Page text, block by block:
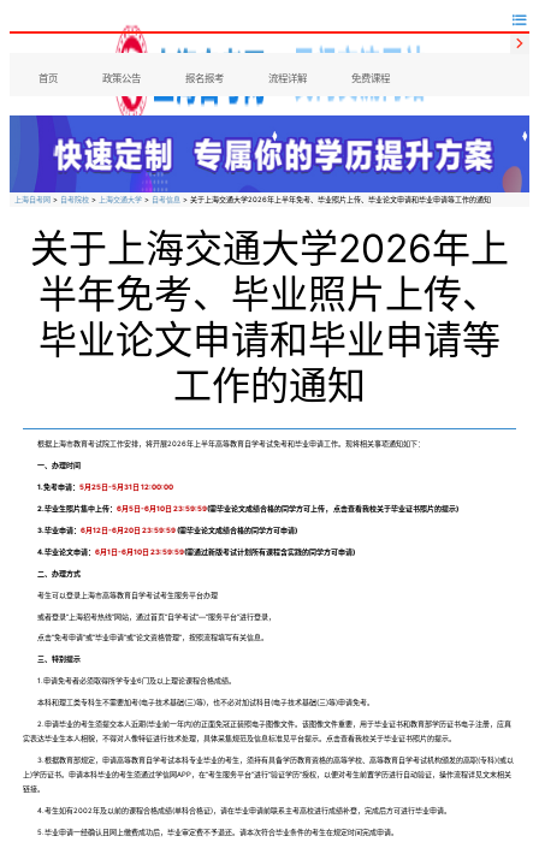

首页 政策公告 报名报考 流程详解 免费课程

上海自考网 > 自考院校 > 上海交通大学 > 自考信息 > 关于上海交通大学2026年上半年免考、毕业照片上传、毕业论文申请和毕业申请等工作的通知
关于上海交通大学2026年上
半年免考、毕业照片上传、
毕业论文申请和毕业申请等
工作的通知
根据上海市教育考试院工作安排，将开展2026年上半年高等教育自学考试免考和毕业申请工作。现将相关事项通知如下：
一、办理时间
1.免考申请： 5月25日-5月31日 12:00:00
2.毕业生照片集中上传： 6月5日-6月10日 23:59:59(需毕业论文成绩合格的同学方可上传， 点击查看我校关于毕业证书照片的提示)
3.毕业申请： 6月12日-6月20日 23:59:59(需毕业论文成绩合格的同学方可申请)
4.毕业论文申请： 6月1日-6月10日 23:59:59(需通过新版考试计划所有课程含实践的同学方可申请)
二、办理方式
考生可以登录上海市高等教育自学考试考生服务平台办理
或者登录“上海招考热线”网站，通过首页“自学考试”—“服务平台”进行登录，
点击“免考申请”或“毕业申请”或“论文资格管理”，按照流程填写有关信息。
三、特别提示
1.申请免考者必须取得所学专业6门及以上理论课程合格成绩。
本科和理工类专科生不需要加考(电子技术基础(三)等)，也不必对加试科目(电子技术基础(三)等)申请免考。
2.申请毕业的考生须提交本人近期(毕业前一年内)的正面免冠正装照电子图像文件。该图像文件重要，用于毕业证书和教育部学历证书电子注册，应真
实表达毕业生本人相貌，不得对人像特征进行技术处理，具体采集规范及信息标准见平台提示。点击查看我校关于毕业证书照片的提示。
3.根据教育部规定，申请高等教育自学考试本科专业毕业的考生，须持有具备学历教育资格的高等学校、高等教育自学考试机构颁发的高职(专科)(或以
上)学历证书。申请本科毕业的考生须通过学信网APP，在“考生服务平台”进行“验证学历”授权，以便对考生前置学历进行自动验证，操作流程详见文末相关
链接。
4.考生如有2002年及以前的课程合格成绩(单科合格证)，请在毕业申请前联系主考高校进行成绩补登，完成后方可进行毕业申请。
5.毕业申请一经确认且网上缴费成功后，毕业审定费不予退还。请本次符合毕业条件的考生在规定时间完成申请。